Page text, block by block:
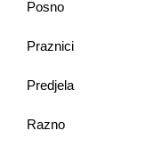
Posno
Praznici
Predjela
Razno